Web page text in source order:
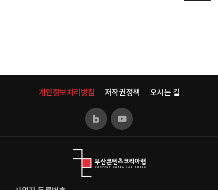
개인정보처리방침 저작권정책 오시는 길